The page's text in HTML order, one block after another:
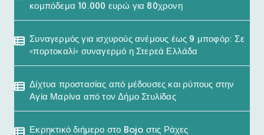
κομπόδεμα 10.000 ευρώ για 80χρονη
Συναγερμός για ισχυρούς ανέμους έως 9 μποφόρ: Σε
«πορτοκαλί» συναγερμό η Στερεά Ελλάδα
Δίχτυα προστασίας από μέδουσες και ρύπους στην
Αγία Μαρίνα από τον Δήμο Στυλίδας
Εκρηκτικό διήμερο στο Bojo στις Ράχες